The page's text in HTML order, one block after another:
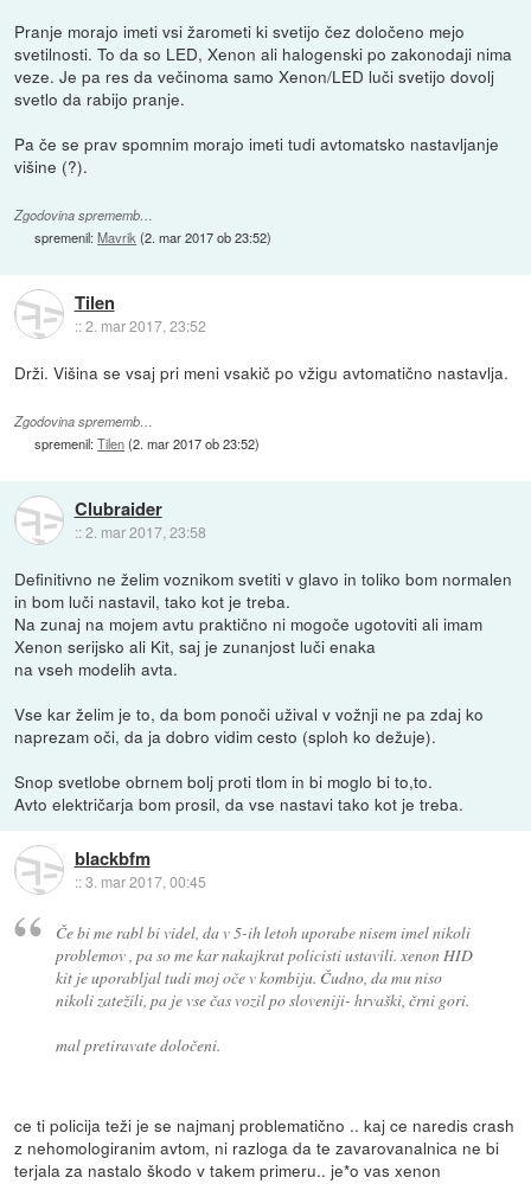
Pranje morajo imeti vsi žarometi ki svetijo čez določeno mejo
svetilnosti. To da so LED, Xenon ali halogenski po zakonodaji nima
veze. Je pa res da večinoma samo Xenon/LED luči svetijo dovolj
svetlo da rabijo pranje.
Pa če se prav spomnim morajo imeti tudi avtomatsko nastavljanje
višine (?).
Zgodovina sprememb…
spremenil:Mavrik(2. mar 2017 ob 23:52)
Tilen
::2. mar 2017, 23:52
Drži. Višina se vsaj pri meni vsakič po vžigu avtomatično nastavlja.
Zgodovina sprememb…
spremenil:Tilen(2. mar 2017 ob 23:52)
Clubraider
::2. mar 2017, 23:58
Definitivno ne želim voznikom svetiti v glavo in toliko bom normalen
in bom luči nastavil, tako kot je treba.
Na zunaj na mojem avtu praktično ni mogoče ugotoviti ali imam
Xenon serijsko ali Kit, saj je zunanjost luči enaka
na vseh modelih avta.
Vse kar želim je to, da bom ponoči užival v vožnji ne pa zdaj ko
naprezam oči, da ja dobro vidim cesto (sploh ko dežuje).
Snop svetlobe obrnem bolj proti tlom in bi moglo bi to,to.
Avto električarja bom prosil, da vse nastavi tako kot je treba.
blackbfm
::3. mar 2017, 00:45
Če bi me rabl bi videl, da v 5-ih letoh uporabe nisem imel nikoli
problemov , pa so me kar nakajkrat policisti ustavili. xenon HID
kit je uporabljal tudi moj oče v kombiju. Čudno, da mu niso
nikoli zatežili, pa je vse čas vozil po sloveniji- hrvaški, črni gori.
mal pretiravate določeni.
ce ti policija teži je se najmanj problematično .. kaj ce naredis crash
z nehomologiranim avtom, ni razloga da te zavarovanalnica ne bi
terjala za nastalo škodo v takem primeru.. je*o vas xenon